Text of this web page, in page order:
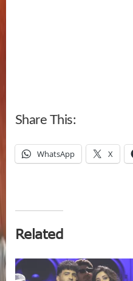
Share This:
WhatsApp X
Related